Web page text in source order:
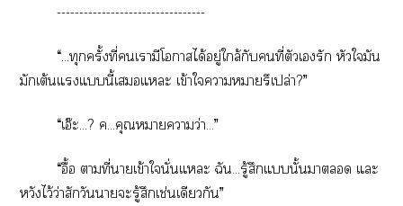
---------------------------------
“...ทุกครั้งที่เามีโาได้อยู่ใกล้กับคนที่ตัวเรัก หัวใมัน
มักเต้นแแนี้เแะ เข้าใาารึเปล่า?”
“เอ๊ะ...? ค...คุณหมายความว่า...”
“อื้อ ตามที่าเข้าในั่นแะ ฉัน...รู้สึกแนั้นา แะ
หวังไว้ว่าสักวันาะรู้สึกเช่นเดียวกัน”